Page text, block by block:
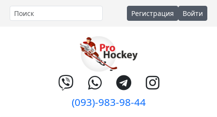
Регистрация Войти
(093)-983-98-44